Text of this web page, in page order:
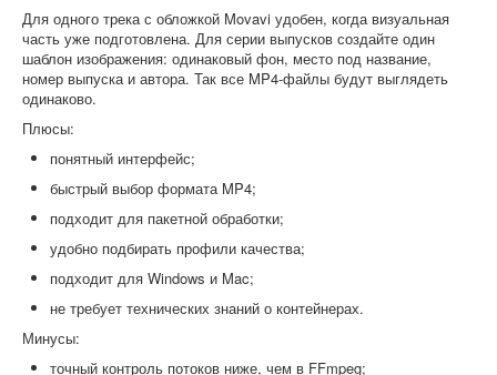
Для одного трека с обложкой Movavi удобен, когда визуальная
часть уже подготовлена. Для серии выпусков создайте один
шаблон изображения: одинаковый фон, место под название,
номер выпуска и автора. Так все MP4-файлы будут выглядеть
одинаково.
Плюсы:
понятный интерфейс;
быстрый выбор формата MP4;
подходит для пакетной обработки;
удобно подбирать профили качества;
подходит для Windows и Mac;
не требует технических знаний о контейнерах.
Минусы:
точный контроль потоков ниже, чем в FFmpeg;